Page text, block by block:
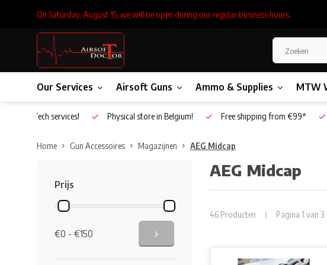
On Saturday, August 15, we will be open during our regular business hours.
Our Services Airsoft Guns Ammo & Supplies MTW
Inhouse Tech services! Physical store in Belgium! Free shipping from €99*
Home Gun Accessoires Magazijnen AEG Midcap
Prijs
€0 - €150
AEG Midcap
46 Producten Pagina 1 van 3